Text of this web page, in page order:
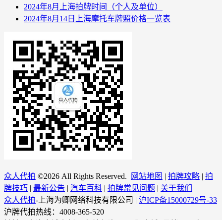
2024年8月上海拍牌时间（个人及单位）
2024年8月14日上海摩托车牌照价格一览表
众人代拍 ©2026 All Rights Reserved. 网站地图 | 拍牌攻略 | 拍
牌技巧 | 最新公告 | 汽车百科 | 拍牌常见问题 | 关于我们
众人代拍-上海为卿网络科技有限公司 | 沪ICP备15000729号-33
沪牌代拍热线：4008-365-520